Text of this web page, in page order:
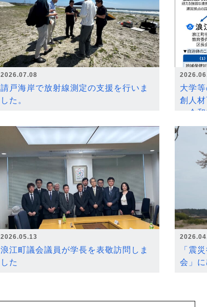
2026.07.08
請戸海岸で放射線測定の支援を行いま
した。
大学
創人
～令
2026.05.13
浪江町議会議員が学長を表敬訪問しま
した
「震
会」